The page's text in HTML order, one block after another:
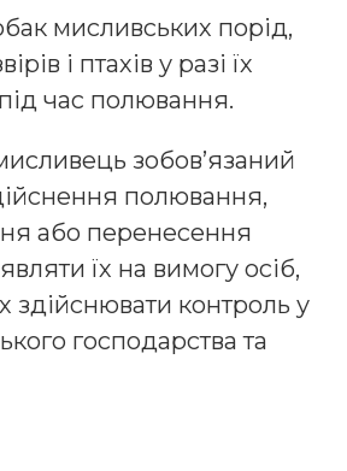
мисливських порід,
і птахів у разі їх
час полювання.
зобов’язаний
полювання,
або перенесення
їх на вимогу осіб,
здійснювати контроль у
господарства та